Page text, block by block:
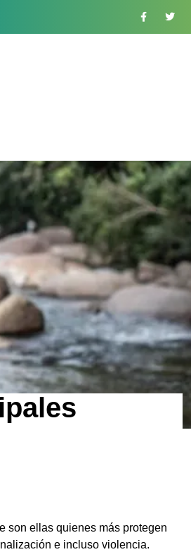
son ellas quienes más protegen
e incluso violencia.